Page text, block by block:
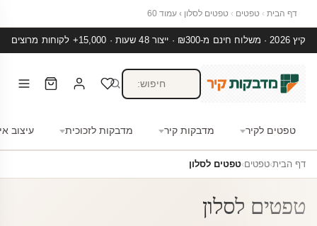
דף הבית › טפטים › טפטים לסלון › עמוד 60
קיץ 2026 · משלוח חינם מ-₪300 · ייצור 48 שעות · 15,000+ לקוחות מרוצים
טפטים לקיר מדבקות קיר מדבקות לזכוכית עיצוב
דף הבית›טפטים›טפטים לסלון
טפטים לסלון